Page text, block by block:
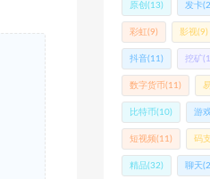
原创 (13) 发卡
彩虹(9) 影视(9)
抖音(11) 挖矿
数字货币(11)
比特币(10) 游
短视频(11) 码
精品(32) 聊天